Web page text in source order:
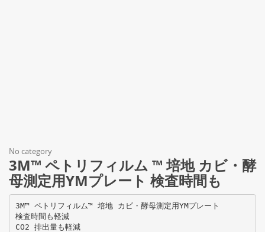
No category
3M™ ペトリフィルム ™ 培地 カビ・酵
母測定用YMプレート 検査時間も
3M™ ペトリフィルム™ 培地 カビ・酵母測定用YMプレート
検査時間も軽減
CO2 排出量も軽減